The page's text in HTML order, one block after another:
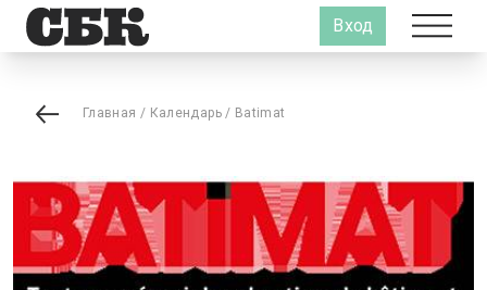
Вход
Главная / Календарь/ Batimat